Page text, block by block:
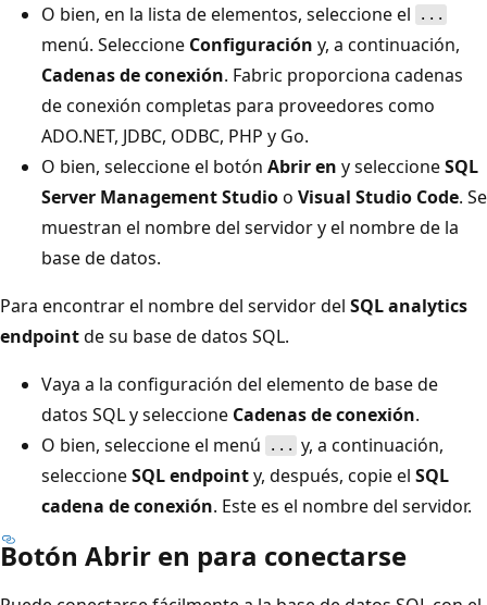
O bien, en la lista de elementos, seleccione el
...
menú. Seleccione Configuración y, a continuación,
Cadenas de conexión. Fabric proporciona cadenas
de conexión completas para proveedores como
ADO.NET, JDBC, ODBC, PHP y Go.
O bien, seleccione el botón Abrir en y seleccioneSQL
Server Management Studioo Visual Studio Code. Se
muestran el nombre del servidor y el nombre de la
base de datos.
Para encontrar el nombre del servidor del SQL analytics
endpointde su base de datos SQL.
Vaya a la configuración del elemento de base de
datos SQL y seleccione Cadenas de conexión.
O bien, seleccione el menú
... y, a continuación,
seleccioneSQL endpointy, después, copie el SQL
cadena de conexión. Este es el nombre del servidor.
Botón Abrir en para conectarse